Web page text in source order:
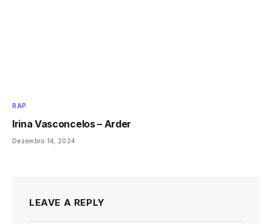
RAP
Irina Vasconcelos – Arder
Dezembro 14, 2024
LEAVE A REPLY